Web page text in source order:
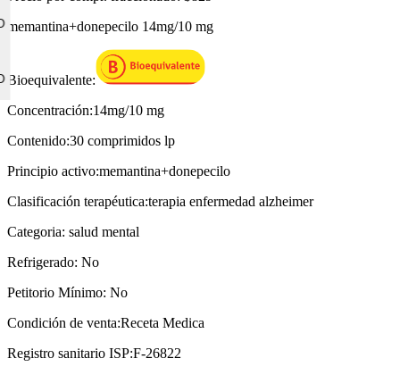
memantina+donepecilo 14mg/10 mg
Bioequivalente:
Concentración:14mg/10 mg
Contenido:30 comprimidos lp
Principio activo:memantina+donepecilo
Clasificación terapéutica:terapia enfermedad alzheimer
Categoria: salud mental
Refrigerado: No
Petitorio Mínimo: No
Condición de venta:Receta Medica
Registro sanitario ISP:F-26822